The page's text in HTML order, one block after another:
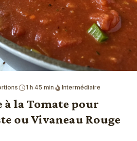
1 h 45 min Intermédiaire
à la Tomate pour
ou Vivaneau Rouge